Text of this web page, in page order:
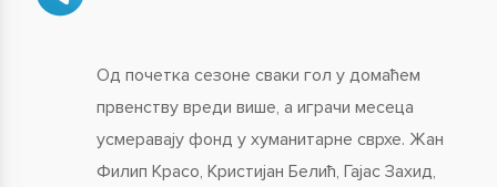
Од почетка сезоне сваки гол у домаћем
првенству вреди више, а играчи месеца
усмеравају фонд у хуманитарне сврхе. Жан
Филип Красо, Кристијан Белић, Гајас Захид,